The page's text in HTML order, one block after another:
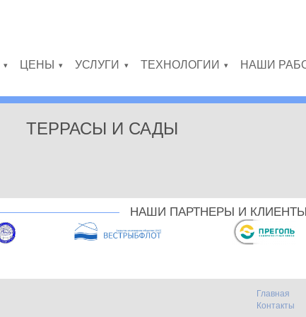
ЦЕНЫ УСЛУГИ ТЕХНОЛОГИИ НАШИ
ТЕРРАСЫ И САДЫ
НАШИ ПАРТНЕРЫ И КЛИЕНТЫ
Главная
Контакты